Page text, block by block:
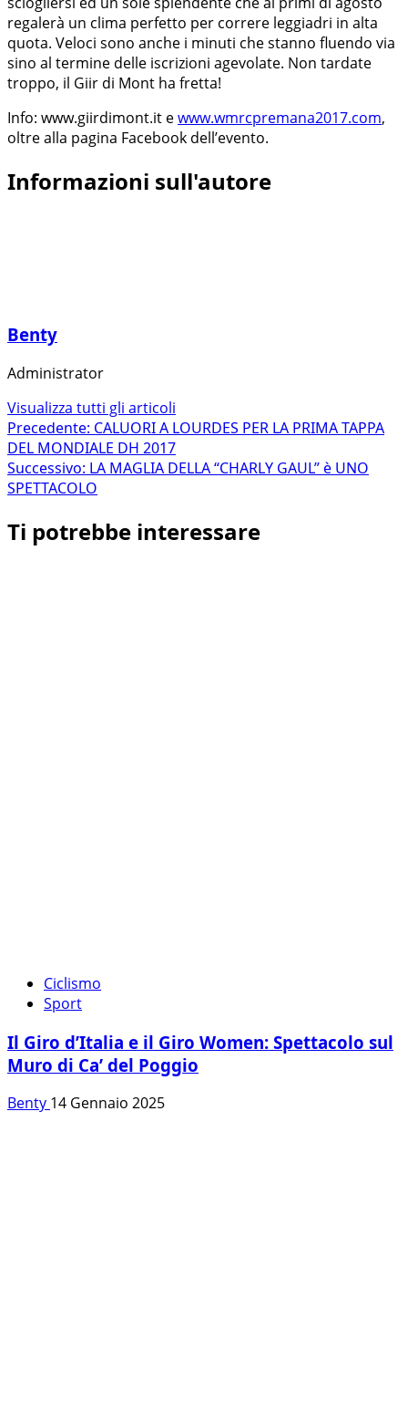
regalerà un clima perfetto per correre leggiadri in alta
quota. Veloci sono anche i minuti che stanno fluendo via
sino al termine delle iscrizioni agevolate. Non tardate
troppo, il Giir di Mont ha fretta!
Info: www.giirdimont.it ewww.wmrcpremana2017.com,
oltre alla pagina Facebook dell’evento.
Informazioni sull'autore
Benty
Administrator
Visualizza tutti gli articoli
Navigazione
articolo
Precedente: CALUORI A LOURDES PER LA PRIMA TAPPA
DEL MONDIALE DH 2017
Successivo: LA MAGLIA DELLA “CHARLY GAUL” è UNO
SPETTACOLO
Ti potrebbe interessare
Ciclismo
Sport
Il Giro d’Italia e il Giro Women: Spettacolo sul
Muro di Ca’ del Poggio
Benty 14 Gennaio 2025